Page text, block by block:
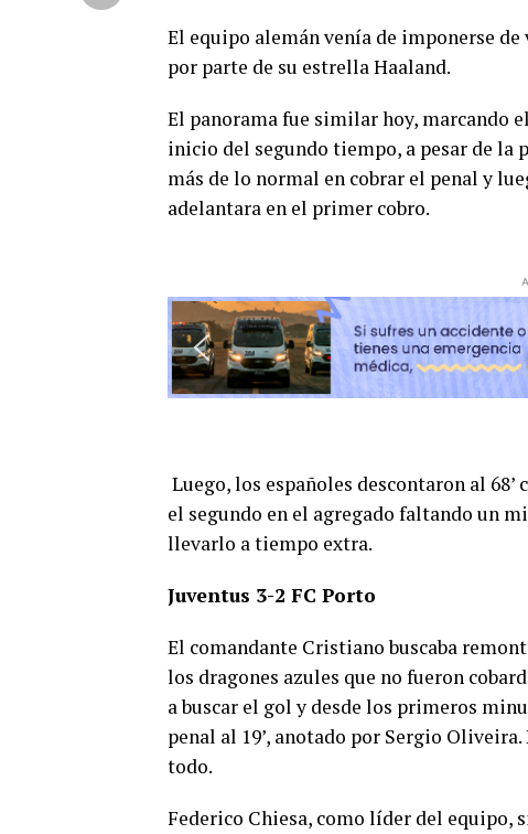
El equipo alemán venía de imponerse
por parte de su estrella Haaland.
El panorama fue similar hoy, marcando
inicio del segundo tiempo, a pesar de la
más de lo normal en cobrar el penal y
adelantara en el primer cobro.
Luego, los españoles descontaron al
el segundo en el agregado faltando un
llevarlo a tiempo extra.
Juventus 3-2 FC Porto
El comandante Cristiano buscaba
los dragones azules que no fueron
a buscar el gol y desde los primeros
penal al 19’, anotado por Sergio
todo.
Federico Chiesa, como líder del equipo,